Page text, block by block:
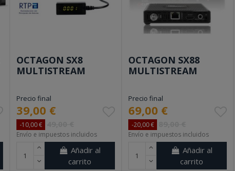
OCTAGON SX8
MULTISTREAM
Precio final
39,00 €
-10,00 €
Envío e impuestos incluidos
Añadir al
carrito
OCTAGON SX88
MULTISTREAM
Precio final
69,00 €
-20,00 €
Envío e impuestos incluidos
Añadir al
carrito